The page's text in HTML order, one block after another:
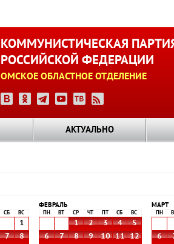
КОММУНИСТИЧЕСКАЯ
РОССИЙСКОЙ ФЕДЕРАЦИИ
ОМСКОЕ ОБЛАСТНОЕ ОТДЕЛЕНИЕ
АКТУАЛЬНО
СБ ВС
1
7
8
ФЕВРАЛЬ
ПН ВТ СР ЧТ СБ ВС
1 2 3 4
5
6
7 8 9 10 11
12
МАРТ
ПН
6